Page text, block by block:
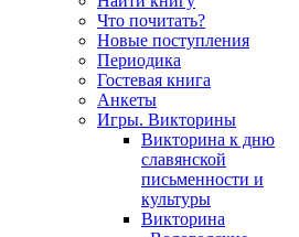
Что почитать?
Новые поступления
Периодика
Гостевая книга
Анкеты
Игры. Викторины
Викторина к дню
славянской
письменности и
культуры
Викторина